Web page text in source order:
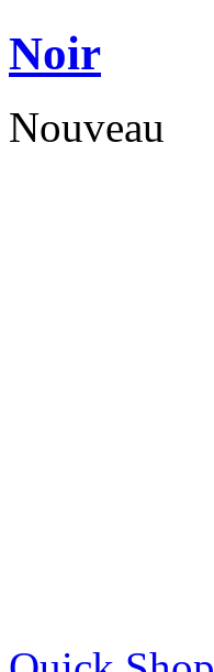
Noir
Nouveau